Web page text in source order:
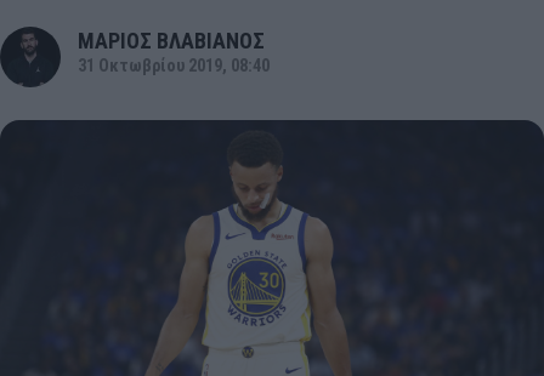
ΜΑΡΙΟΣ ΒΛΑΒΙΑΝΟΣ
31 Οκτωβρίου 2019, 08:40